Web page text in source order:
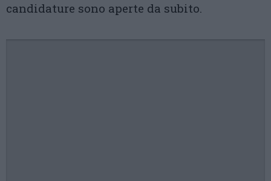
candidature sono aperte da subito.